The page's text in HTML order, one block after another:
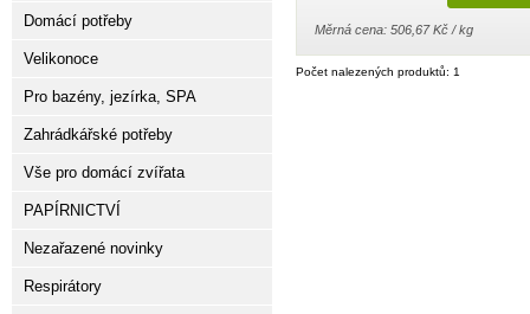
Měrná cena: 506,67 Kč / kg
Počet nalezených produktů: 1
Domácí potřeby
Velikonoce
Pro bazény, jezírka, SPA
Zahrádkářské potřeby
Vše pro domácí zvířata
PAPÍRNICTVÍ
Nezařazené novinky
Respirátory